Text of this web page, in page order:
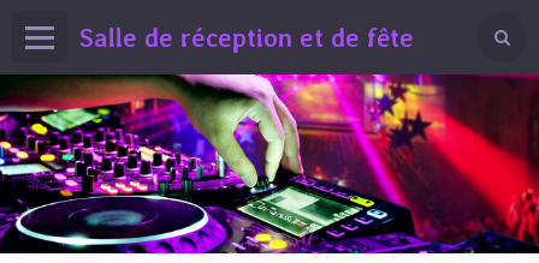
Salle de réception et de fête